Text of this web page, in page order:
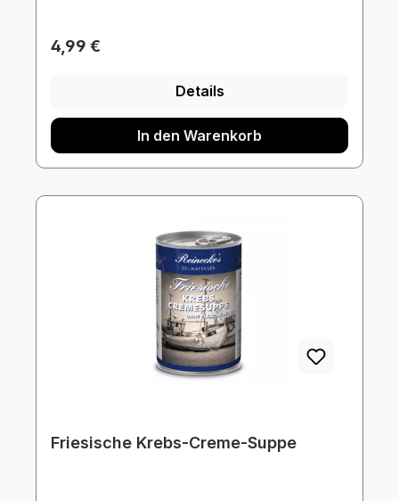
Regulärer Preis:
4,99 €
Details
In den Warenkorb
Friesische Krebs-Creme-Suppe